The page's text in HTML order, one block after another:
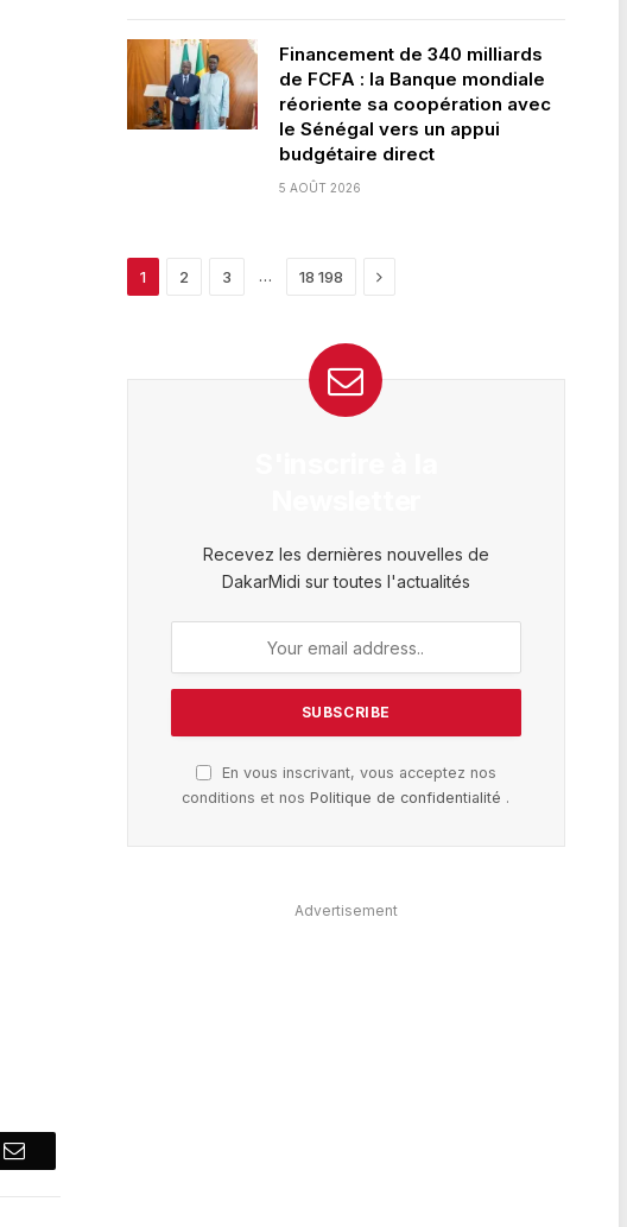
Email
Financement de 340 milliards
de FCFA : la Banque mondiale
réoriente sa coopération avec
le Sénégal vers un appui
budgétaire direct
5 AOÛT 2026
1 2 3 … 18 198 Next
Recevez les dernières nouvelles de
DakarMidi sur toutes l'actualités
En vous inscrivant, vous acceptez nos
conditions et nosPolitique de confidentialité .
Advertisement